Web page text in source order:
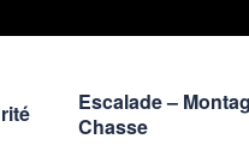
Escalade –
Chasse